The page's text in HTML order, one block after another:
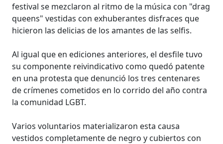
festival se mezclaron al ritmo de la música con "drag
queens" vestidas con exhuberantes disfraces que
hicieron las delicias de los amantes de las selfis.
Al igual que en ediciones anteriores, el desfile tuvo
su componente reivindicativo como quedó patente
en una protesta que denunció los tres centenares
de crímenes cometidos en lo corrido del año contra
la comunidad LGBT.
Varios voluntarios materializaron esta causa
vestidos completamente de negro y cubiertos con